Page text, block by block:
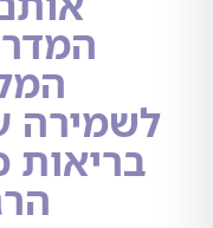
המדריך
המלא
על
כף
הרגל